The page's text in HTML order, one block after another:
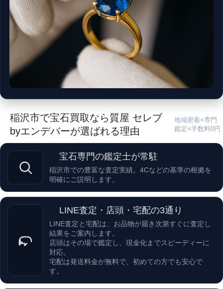
稲沢市で宝石買取なら質屋 セレブ
byエンデバーが選ばれる理由
地域密着×専門
鑑定×手数料0円
宝石専門の鑑定士が常駐
稲沢市での豊富な査定実績。4Cなどの基準の根拠を
明確にご説明します。
LINE査定・店頭・宅配の3通り
LINE査定と宅配は、お品物が届き次第すぐに査定し
結果をご案内します。
店頭はその場で鑑定し、現金化までスピーディーに
対応。
宅配は発送料金が無料で、初めての方でも安心で
す。